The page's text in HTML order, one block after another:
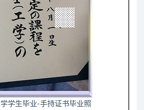
学学生毕业-手持证书毕业照